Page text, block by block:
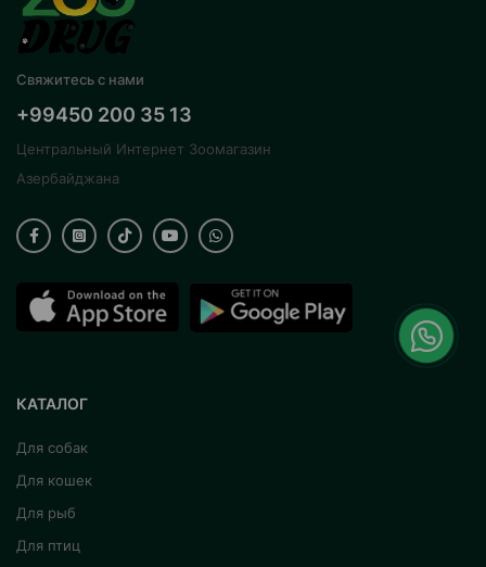
Свяжитесь с нами
+99450 200 35 13
Центральный Интернет Зоомагазин
Азербайджана
КАТАЛОГ
Для собак
Для кошек
Для рыб
Для птиц